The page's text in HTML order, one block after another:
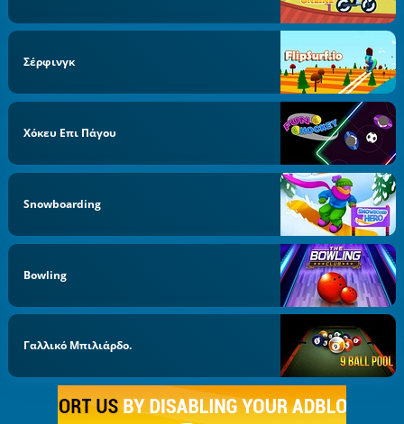
Σέρφινγκ
Χόκευ Επι Πάγου
Snowboarding
Bowling
Γαλλικό Μπιλιάρδο.